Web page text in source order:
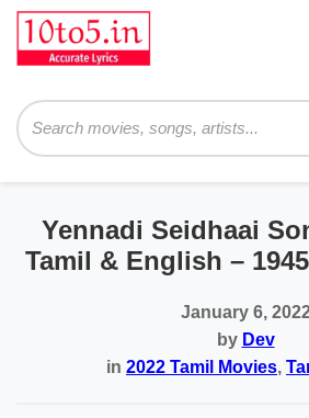
Yennadi Seidhaai
Tamil & English –
January 6,
by Dev
in 2022 Tamil Movies,